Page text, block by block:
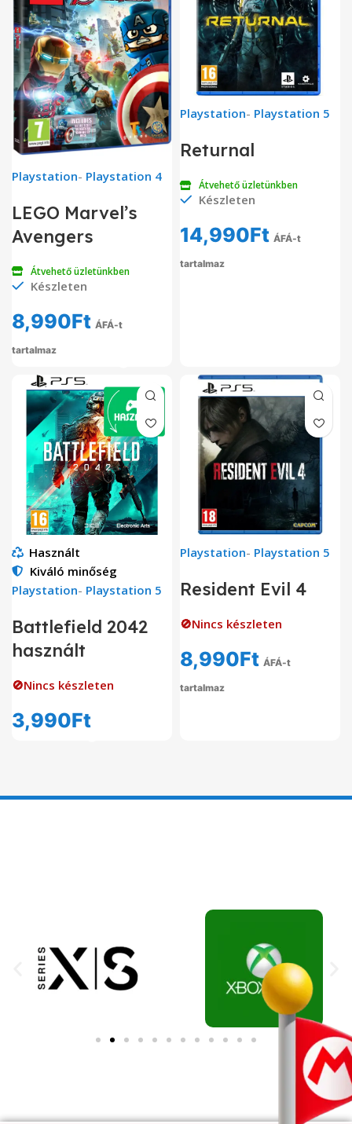
Playstation- Playstation 4
LEGO Marvel’s
Avengers
Átvehető üzletünkben
Készleten
8,990Ft ÁFÁ-t
tartalmaz
Playstation- Playstation 5
Returnal
Átvehető üzletünkben
Készleten
14,990Ft ÁFÁ-t
tartalmaz
Használt
Kiváló minőség
Playstation- Playstation 5
Battlefield 2042
használt
🚫Nincs készleten
3,990Ft
Playstation- Playstation 5
Resident Evil 4
🚫Nincs készleten
8,990Ft ÁFÁ-t
tartalmaz